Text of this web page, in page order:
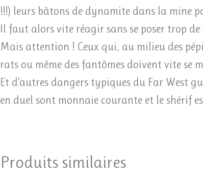
!!!) leurs bâtons de dynamite dans la mine
Il faut alors vite réagir sans se poser trop
Mais attention ! Ceux qui, au milieu des
rats ou même des fantômes doivent vite se
Et d’autres dangers typiques du Far West
en duel sont monnaie courante et le shérif
Produits similaires